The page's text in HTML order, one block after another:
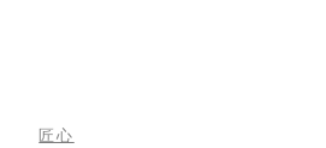
匠心